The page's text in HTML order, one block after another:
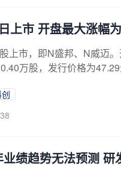
上市 开盘最大涨幅
上市，即N盛邦、N威迈
万股，发行价格为
绩趋势无法预测